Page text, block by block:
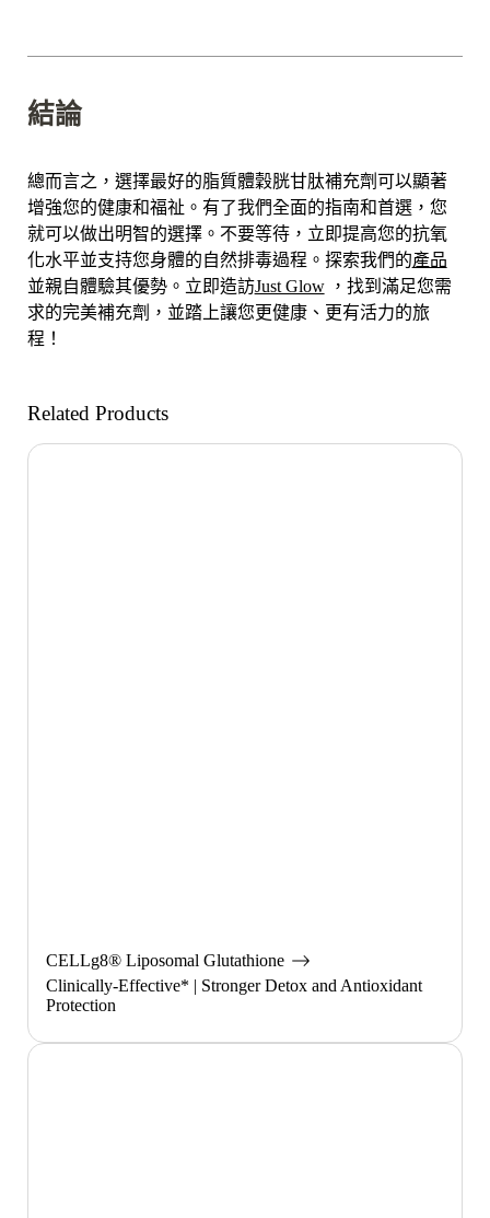
結論
總而言之，選擇最好的脂質體穀胱甘肽補充劑可以顯著
增強您的健康和福祉。有了我們全面的指南和首選，您
就可以做出明智的選擇。不要等待，立即提高您的抗氧
化水平並支持您身體的自然排毒過程。探索我們的產品
並親自體驗其優勢。立即造訪Just Glow，找到滿足您需
求的完美補充劑，並踏上讓您更健康、更有活力的旅
程！
Related Products
CELLg8® Liposomal Glutathione
Clinically-Effective* | Stronger Detox and Antioxidant
Protection